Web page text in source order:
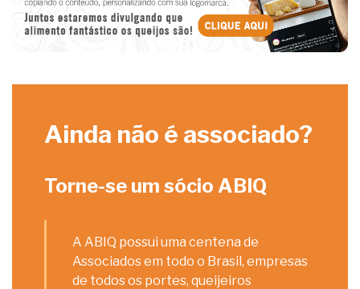
Ainda não é associado?
Torne-se um sócio ABIQ
A ABIQ possui uma centena de
Associados em todo o Brasil, empresas
de todos os portes, queijeiros